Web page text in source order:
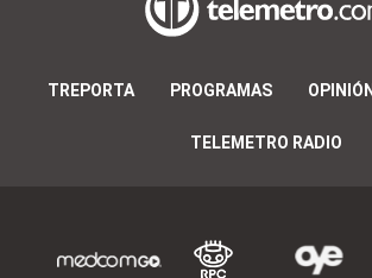
TREPORTA PROGRAMAS
TELEMETRO RADIO